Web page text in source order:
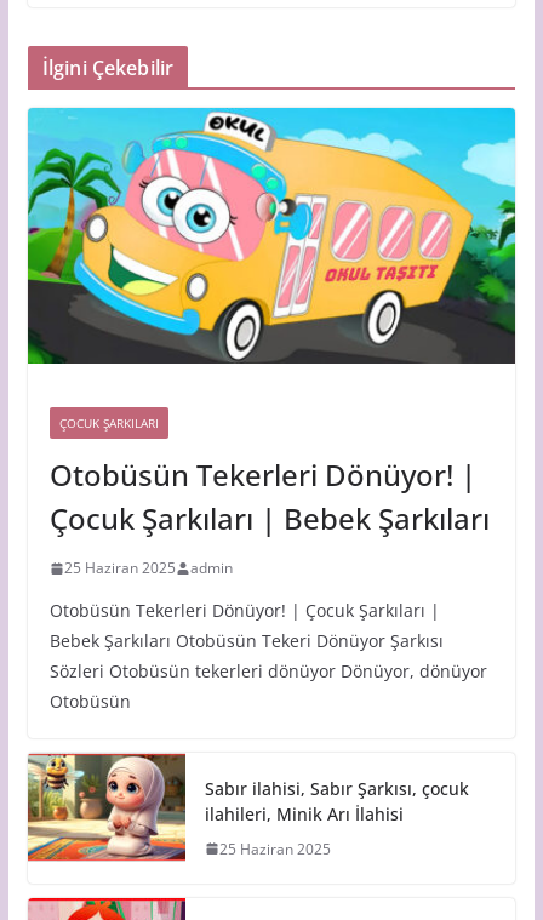
İlgini Çekebilir
ÇOCUK ŞARKILARI
Otobüsün Tekerleri Dönüyor! |
Çocuk Şarkıları | Bebek Şarkıları
25 Haziran 2025 admin
Otobüsün Tekerleri Dönüyor! | Çocuk Şarkıları |
Bebek Şarkıları Otobüsün Tekeri Dönüyor Şarkısı
Sözleri Otobüsün tekerleri dönüyor Dönüyor, dönüyor
Otobüsün
Sabır ilahisi, Sabır Şarkısı, çocuk
ilahileri, Minik Arı İlahisi
25 Haziran 2025